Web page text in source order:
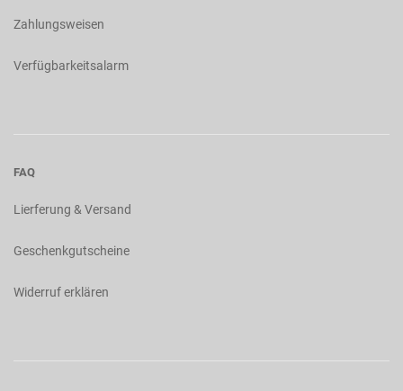
Zahlungsweisen
Verfügbarkeitsalarm
FAQ
Lierferung & Versand
Geschenkgutscheine
Widerruf erklären